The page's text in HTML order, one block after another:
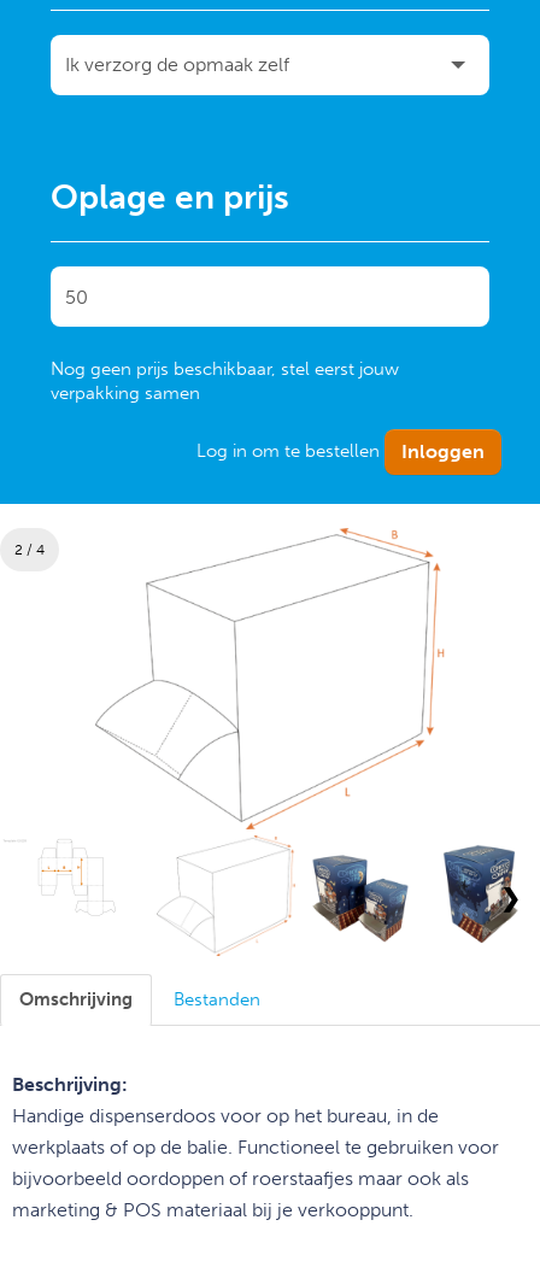
2 / 4
❯
Omschrijving Bestanden
Beschrijving:
Handige dispenserdoos voor op het bureau, in de
werkplaats of op de balie. Functioneel te gebruiken voor
bijvoorbeeld oordoppen of roerstaafjes maar ook als
marketing & POS materiaal bij je verkooppunt.
Oplage en prijs
Nog geen prijs beschikbaar, stel eerst jouw
verpakking samen
Log in om te bestellen